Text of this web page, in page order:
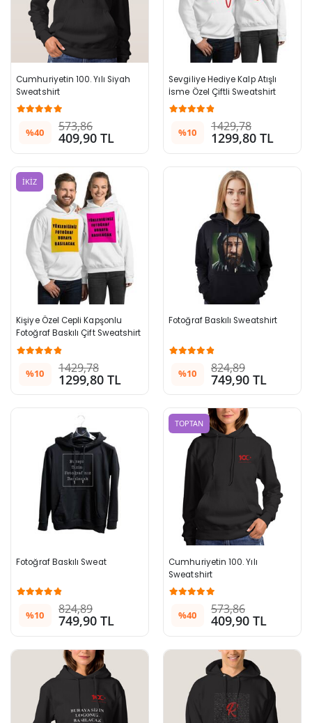
Cumhuriyetin 100. Yılı Siyah
Sweatshirt
%40 573,86
409,90 TL
Sevgiliye Hediye Kalp Atışlı
İsme Özel Çiftli Sweatshirt
%10 1429,78
1299,80 TL
İKİZ
Kişiye Özel Cepli Kapşonlu
Fotoğraf Baskılı Çift Sweatshirt
%10 1429,78
1299,80 TL
Fotoğraf Baskılı Sweatshirt
%10 824,89
749,90 TL
Fotoğraf Baskılı Sweat
%10 824,89
749,90 TL
TOPTAN
Cumhuriyetin 100. Yılı
Sweatshirt
%40 573,86
409,90 TL